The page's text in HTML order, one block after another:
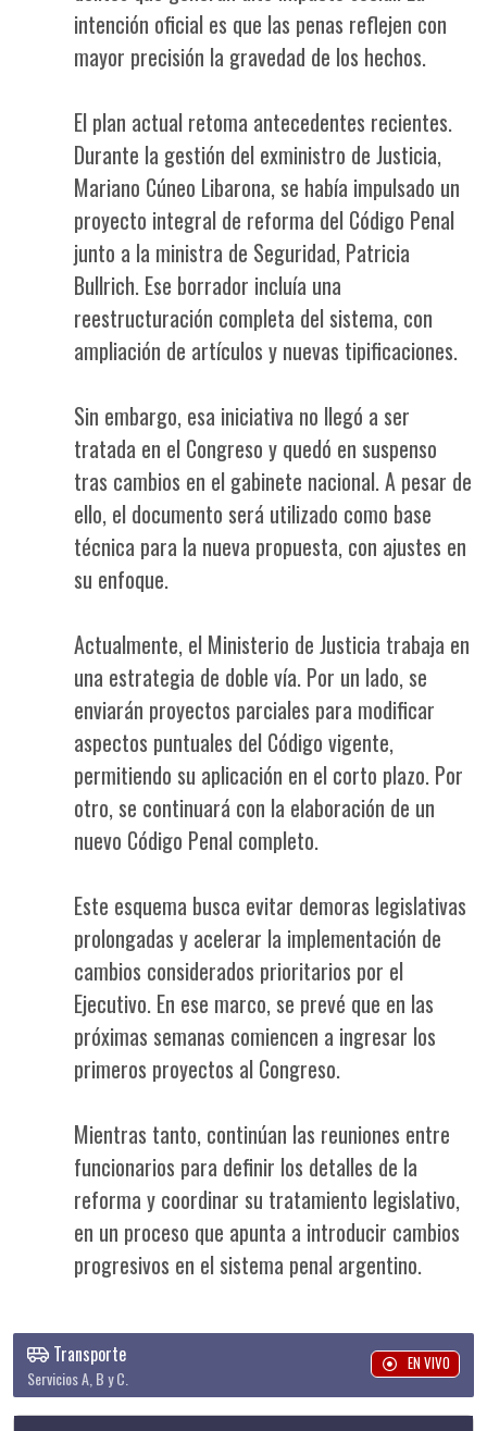
intención oficial es que las penas reflejen con
mayor precisión la gravedad de los hechos.
El plan actual retoma antecedentes recientes.
Durante la gestión del exministro de Justicia,
Mariano Cúneo Libarona, se había impulsado un
proyecto integral de reforma del Código Penal
junto a la ministra de Seguridad, Patricia
Bullrich. Ese borrador incluía una
reestructuración completa del sistema, con
ampliación de artículos y nuevas tipificaciones.
Sin embargo, esa iniciativa no llegó a ser
tratada en el Congreso y quedó en suspenso
tras cambios en el gabinete nacional. A pesar de
ello, el documento será utilizado como base
técnica para la nueva propuesta, con ajustes en
su enfoque.
Actualmente, el Ministerio de Justicia trabaja en
una estrategia de doble vía. Por un lado, se
enviarán proyectos parciales para modificar
aspectos puntuales del Código vigente,
permitiendo su aplicación en el corto plazo. Por
otro, se continuará con la elaboración de un
nuevo Código Penal completo.
Este esquema busca evitar demoras legislativas
prolongadas y acelerar la implementación de
cambios considerados prioritarios por el
Ejecutivo. En ese marco, se prevé que en las
próximas semanas comiencen a ingresar los
primeros proyectos al Congreso.
Mientras tanto, continúan las reuniones entre
funcionarios para definir los detalles de la
reforma y coordinar su tratamiento legislativo,
en un proceso que apunta a introducir cambios
progresivos en el sistema penal argentino.
Transporte
Servicios A, B y C.
EN VIVO